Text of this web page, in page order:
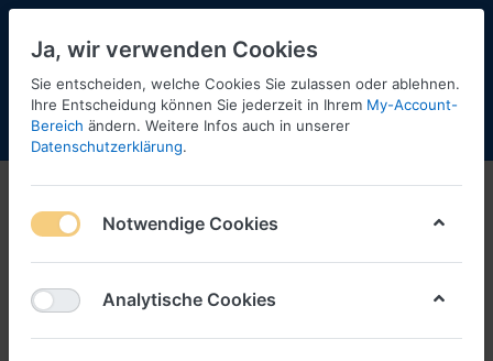
Menü Anmelden Shopaktualisierung
US PKW
1-12 von 96
Filtern Sortieren
Ja, wir verwenden Cookies
Sie entscheiden, welche Cookies Sie zulassen oder ablehnen.
Ihre Entscheidung können Sie jederzeit in Ihrem My-Account-
Bereich ändern. Weitere Infos auch in unserer
Datenschutzerklärung.
Notwendige Cookies
Analytische Cookies